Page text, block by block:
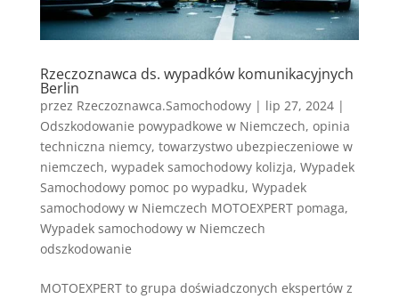
Rzeczoznawca ds. wypadków komunikacyjnych
Berlin
przez Rzeczoznawca.Samochodowy| lip 27, 2024|
Odszkodowanie powypadkowe w Niemczech, opinia
techniczna niemcy, towarzystwo ubezpieczeniowe w
niemczech, wypadek samochodowy kolizja, Wypadek
Samochodowy pomoc po wypadku, Wypadek
samochodowy w Niemczech MOTOEXPERT pomaga,
Wypadek samochodowy w Niemczech
odszkodowanie
MOTOEXPERT to grupa doświadczonych ekspertów z